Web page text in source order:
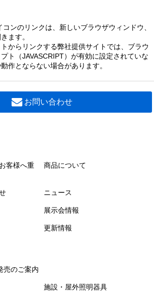
コンのリンクは、新しいブラウザウィンドウ、
ます。
からリンクする弊社提供サイトでは、ブラウ
ト（JAVASCRIPT）が有効に設定されていな
作とならない場合があります。
お問い合わせ
客様へ重
商品について
ニュース
展示会情報
更新情報
売のご案内
施設・屋外照明器具